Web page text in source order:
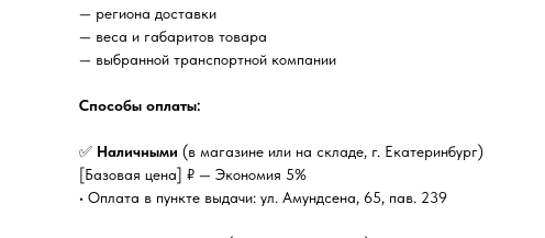
— региона доставки
— веса и габаритов товара
— выбранной транспортной компании
Способы оплаты:
✅ Наличными (в магазине или на складе, г. Екатеринбург)
[Базовая цена] ₽ — Экономия 5%
• Оплата в пункте выдачи: ул. Амундсена, 65, пав. 239